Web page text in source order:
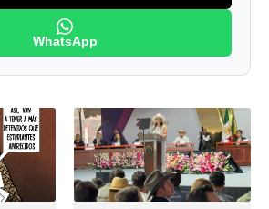
WhatsApp